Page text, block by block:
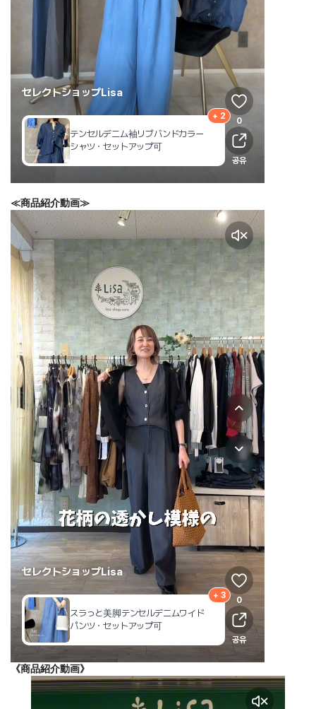
≪商品紹介動画≫
《商品紹介動画》